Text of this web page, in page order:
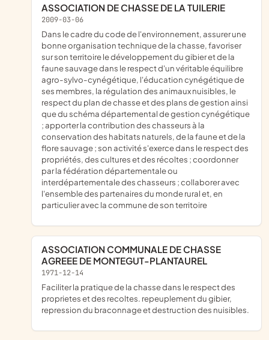
ASSOCIATION DE CHASSE DE LA TUILERIE
2009-03-06
dans le cadre du code de l'environnement, assurer une
bonne organisation technique de la chasse, favoriser
sur son territoire le développement du gibier et de la
faune sauvage dans le respect d'un véritable équilibre
agro-sylvo-cynégétique, l'éducation cynégétique de
ses membres, la régulation des animaux nuisibles, le
respect du plan de chasse et des plans de gestion ainsi
que du schéma départemental de gestion cynégétique
; apporter la contribution des chasseurs à la
conservation des habitats naturels, de la faune et de la
flore sauvage ; son activité s'exerce dans le respect des
propriétés, des cultures et des récoltes ; coordonner
par la fédération départementale ou
interdépartementale des chasseurs ; collaborer avec
l'ensemble des partenaires du monde rural et, en
particulier avec la commune de son territoire
ASSOCIATION COMMUNALE DE CHASSE
AGREEE DE MONTEGUT-PLANTAUREL
1971-12-14
faciliter la pratique de la chasse dans le respect des
proprietes et des recoltes. repeuplement du gibier,
repression du braconnage et destruction des nuisibles.